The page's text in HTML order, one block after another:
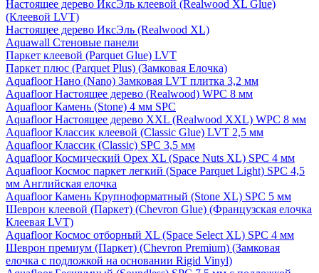
Настоящее дерево ИксЭль клеевой (Realwood XL Glue)
(Клеевой LVT)
Настоящее дерево ИксЭль (Realwood XL)
Aquawall Стеновые панели
Паркет клеевой (Parquet Glue) LVT
Паркет плюс (Parquet Plus) (Замковая Елочка)
Aquafloor Нано (Nano) Замковая LVT плитка 3,2 мм
Aquafloor Настоящее дерево (Realwood) WPC 8 мм
Aquafloor Камень (Stone) 4 мм SPC
Aquafloor Настоящее дерево XXL (Realwood XXL) WPC 8 мм
Aquafloor Классик клеевой (Classic Glue) LVT 2,5 мм
Aquafloor Классик (Classic) SPC 3,5 мм
Aquafloor Космический Орех XL (Space Nuts XL) SPC 4 мм
Aquafloor Космос паркет легкий (Space Parquet Light) SPC 4,5
мм Английская елочка
Aquafloor Камень Крупноформатный (Stone XL) SPC 5 мм
Шеврон клеевой (Паркет) (Chevron Glue) (Французская елочка
Клеевая LVT)
Aquafloor Космос отборный XL (Space Select XL) SPC 4 мм
Шеврон премиум (Паркет) (Chevron Premium) (Замковая
елочка с подложкой на основании Rigid Vinyl)